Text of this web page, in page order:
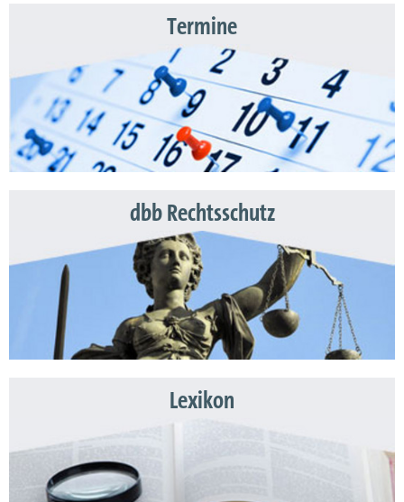
Termine
dbb Rechtsschutz
Lexikon